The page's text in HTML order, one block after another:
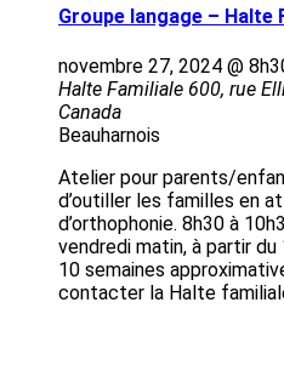
Groupe langage – Halte
novembre 27, 2024 @
Halte Familiale 600, rue
Canada
Beauharnois
Atelier pour parents/
d’outiller les familles en
d’orthophonie. 8h30 à
vendredi matin, à partir
10 semaines
contacter la Halte